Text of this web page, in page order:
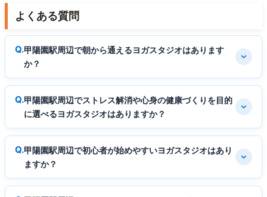
よくある質問
甲陽園駅周辺で朝から通えるヨガスタジオはあります
か？
甲陽園駅周辺でストレス解消や心身の健康づくりを目的
に選べるヨガスタジオはありますか？
甲陽園駅周辺で初心者が始めやすいヨガスタジオはあり
ますか？